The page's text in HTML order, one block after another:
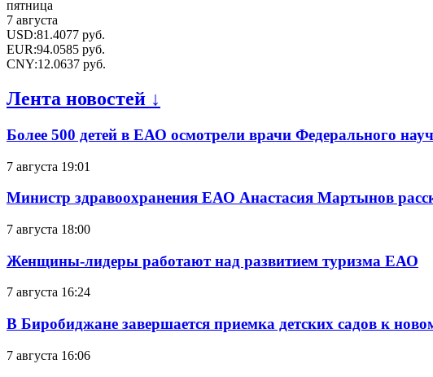
пятница
7 августа
USD:81.4077 руб.
EUR:94.0585 руб.
CNY:12.0637 руб.
Лента новостей ↓
Более 500 детей в ЕАО осмотрели врачи Федерального
7 августа 19:01
Министр здравоохранения ЕАО Анастасия Мартынов
7 августа 18:00
Женщины-лидеры работают над развитием туризма ЕАО
7 августа 16:24
В Биробиджане завершается приемка детских садов к
7 августа 16:06